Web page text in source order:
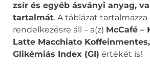
zsír és egyéb ásványi anyag,
tartalmát. A táblázat
rendelkezésre áll – a(z) McCafé –
Latte Macchiato
Glikémiás Index (GI) értékét is!